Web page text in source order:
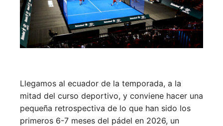
Llegamos al ecuador de la temporada, a la
mitad del curso deportivo, y conviene hacer una
pequeña retrospectiva de lo que han sido los
primeros 6-7 meses del pádel en 2026, un